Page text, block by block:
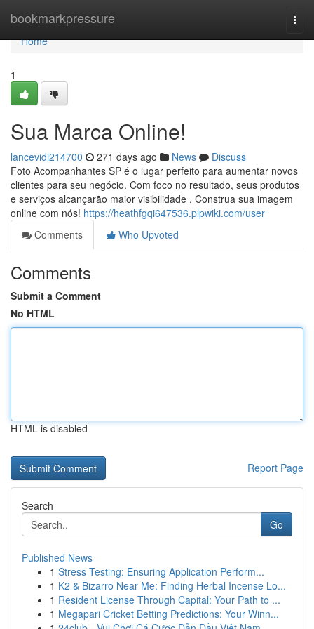
bookmarkpressure
Home
Home
1
Sua Marca Online!
lancevidi214700 271 days ago News
Discuss
Foto Acompanhantes SP é o lugar perfeito para aumentar novos
clientes para seu negócio. Com foco no resultado, seus produtos
e serviços alcançarão maior visibilidade . Construa sua imagem
online com nós! https://heathfgqi647536.plpwiki.com/user
Comments
Who Upvoted
Comments
Submit a Comment
No HTML
HTML is disabled
Report Page
Search
Go
Published News
1 Stress Testing: Ensuring Application Perform...
1 K2 & Bizarro Near Me: Finding Herbal Incense Lo...
1 Resident License Through Capital: Your Path to ...
1 Megapari Cricket Betting Predictions: Your Winn...